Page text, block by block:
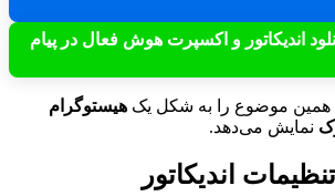
اندیکاتور و اکسپرت هوش فعال در پیام
هیستوگرام
نمایش می‌دهد.